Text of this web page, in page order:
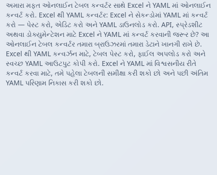
અમારા મફત ઓનલાઈન ટેબલ કન્વર્ટર સાથે Excel ને YAML માં ઓનલાઈન
કન્વર્ટ કરો. Excel થી YAML કન્વર્ટર: Excel ને સેકન્ડોમાં YAML માં કન્વર્ટ
કરો — પેસ્ટ કરો, એડિટ કરો અને YAML ડાઉનલોડ કરો. API, સ્પ્રેડશીટ
અથવા ડોક્યુમેન્ટેશન માટે Excel ને YAML માં કન્વર્ટ કરવાની જરૂર છે? આ
ઓનલાઈન ટેબલ કન્વર્ટર તમારા બ્રાઉઝરમાં તમારા ડેટાને ખાનગી રાખે છે.
Excel થી YAML કન્વર્ઝન માટે, ટેબલ પેસ્ટ કરો, ફાઈલ અપલોડ કરો અને
સ્વચ્છ YAML આઉટપુટ કોપી કરો. Excel ને YAML માં વિશ્વસનીય રીતે
કન્વર્ટ કરવા માટે, તમે પહેલા ટેબલની સમીક્ષા કરી શકો છો અને પછી અંતિમ
YAML પરિણામ નિકાસ કરી શકો છો.